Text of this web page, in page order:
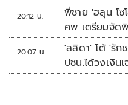
20:12 น.
พี่ชาย 'ฮลุน โซ
ศพ เตรียมจัด
20:07 น.
'ลลิดา' โต้ 'รัก
ปชน.ได้วงเงิน